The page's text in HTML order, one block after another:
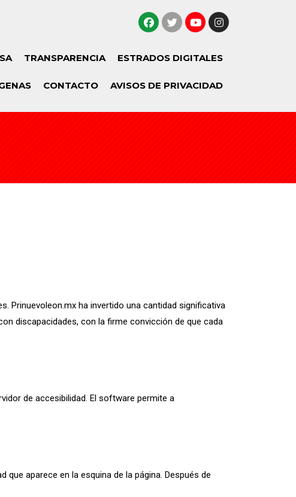
TRANSPARENCIA ESTRADOS DIGITALES
CONTACTO AVISOS DE PRIVACIDAD
Prinuevoleon.mx ha invertido una cantidad significativa
discapacidades, con la firme convicción de que cada
de accesibilidad. El software permite a
que aparece en la esquina de la página. Después de